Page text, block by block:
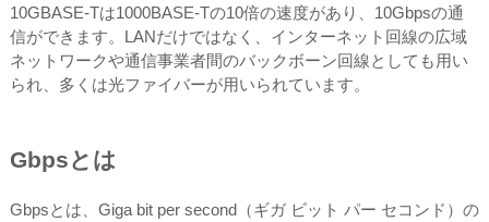
10GBASE-Tは1000BASE-Tの10倍の速度があり、10Gbpsの通
信ができます。LANだけではなく、インターネット回線の広域
ネットワークや通信事業者間のバックボーン回線としても用い
られ、多くは光ファイバーが用いられています。
Gbpsとは
Gbpsとは、Giga bit per second（ギガ ビット パー セコンド）の